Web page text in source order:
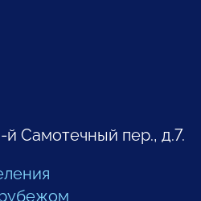
й Самотечный пер., д.7.